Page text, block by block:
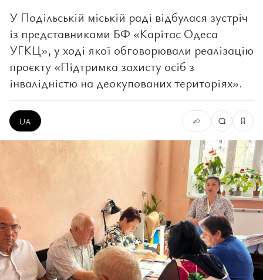
У Подільській міській раді відбулася зустріч
із представниками БФ «Карітас Одеса
УГКЦ», у ході якої обговорювали реалізацію
проєкту «Підтримка захисту осіб з
інвалідністю на деокупованих територіях».
UA